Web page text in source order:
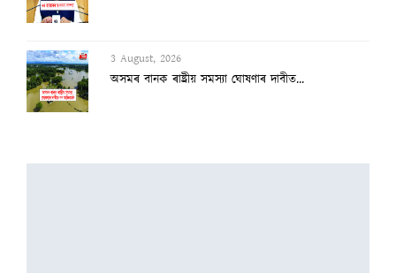
3 August, 2026
অসমৰ বানক ৰাষ্ট্ৰীয় সমস্যা ঘোষণাৰ দাবীত...
বানাক্ৰান্তক ১০ লাখ টকাকৈ নিদিলে মুখ্যমন...